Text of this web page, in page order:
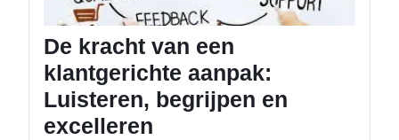
De kracht van een
klantgerichte aanpak:
Luisteren, begrijpen en
excelleren